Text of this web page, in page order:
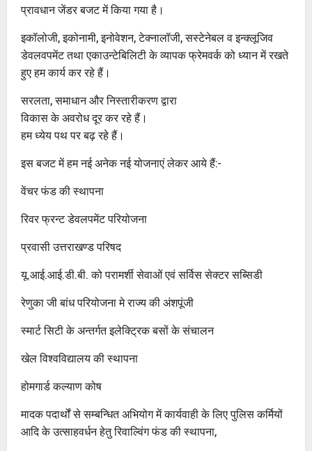
प्रावधान जेंडर बजट में किया गया है।
इकॉलोजी, इकोनामी, इनोवेशन, टेक्नालॉजी, सस्टेनेबल व इन्क्लूजिव
डेवलवपमेंट तथा एकाउन्टेबिलिटी के व्यापक फ्रेमवर्क को ध्यान में रखते
हुए हम कार्य कर रहे हैं।
सरलता, समाधान और निस्तारीकरण द्वारा
विकास के अवरोध दूर कर रहे हैं।
हम ध्येय पथ पर बढ़ रहे हैं।
इस बजट में हम नई अनेक नई योजनाएं लेकर आये हैं:-
वेंचर फंड की स्थापना
रिवर फ्रन्ट डेवलपमेंट परियोजना
प्रवासी उत्तराखण्ड परिषद
यू.आई.आई.डी.बी. को परामर्शी सेवाओं एवं सर्विस सेक्टर सब्सिडी
रेणुका जी बांध परियोजना मे राज्य की अंशपूंजी
स्मार्ट सिटी के अन्तर्गत इलेक्ट्रिक बसों के संचालन
खेल विश्वविद्यालय की स्थापना
होमगार्ड कल्याण कोष
मादक पदार्थों से सम्बन्धित अभियोग में कार्यवाही के लिए पुलिस कर्मियों
आदि के उत्साहवर्धन हेतु रिवाल्विंग फंड की स्थापना,